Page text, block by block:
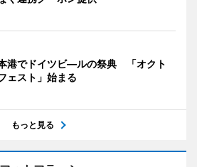
港でドイツビ―ルの祭典 「オクト
ェスト」始まる
もっと見る